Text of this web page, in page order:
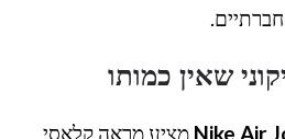
חברתיים.
שאין כמותו
Nike Air מציע מראה קלאסי